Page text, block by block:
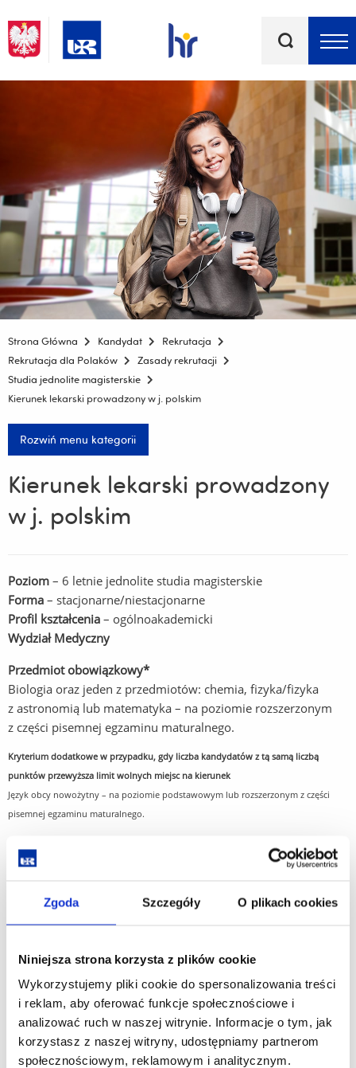
Zgoda Szczegóły O plikach cookies
Niniejsza strona korzysta z plików cookie
Wykorzystujemy pliki cookie do spersonalizowania treści
i reklam, aby oferować funkcje społecznościowe i
analizować ruch w naszej witrynie. Informacje o tym, jak
korzystasz z naszej witryny, udostępniamy partnerom
społecznościowym, reklamowym i analitycznym.
kluczowe
Strona Główna Kandydat
Rekrutacja
Rekrutacja dla Polaków
Zasady rekrutacji
Studia jednolite magisterskie
Kierunek lekarski prowadzony w j. polskim
Rozwiń menu kategorii
Kierunek lekarski prowadzony
w j. polskim
Poziom – 6 letnie jednolite studia magisterskie
Forma – stacjonarne/niestacjonarne
Profil kształcenia – ogólnoakademicki
Wydział Medyczny
Przedmiot obowiązkowy*
Biologia oraz jeden z przedmiotów: chemia, fizyka/fizyka
z astronomią lub matematyka – na poziomie rozszerzonym
z części pisemnej egzaminu maturalnego.
Kryterium dodatkowe w przypadku, gdy liczba kandydatów z tą samą liczbą
punktów przewyższa limit wolnych miejsc na kierunek
Język obcy nowożytny – na poziomie podstawowym lub rozszerzonym z części
pisemnej egzaminu maturalnego.
Uwaga:
które w postępowaniu rekrutacyjnym uzyskały nie mniej niż
*Dodatkowe kryterium kwalifikacji dla
cudzoziemców: Egzamin wstępny w celu
sprawdzenia wiedzy w zakresie niezbędnym do
podjęcia studiów